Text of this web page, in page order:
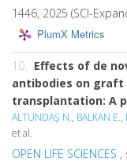
1446, 2025 (SCI-
PlumX Metrics
10. Effects of de
antibodies on
transplantation: A
ALTUNDAŞ N., BALKAN E.,
et al.
OPEN LIFE SCIENCES ,